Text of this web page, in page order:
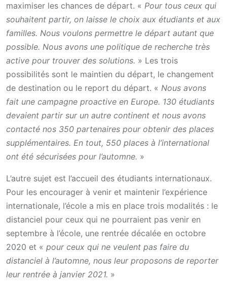
maximiser les chances de départ. « Pour tous ceux qui
souhaitent partir, on laisse le choix aux étudiants et aux
familles. Nous voulons permettre le départ autant que
possible. Nous avons une politique de recherche très
active pour trouver des solutions. » Les trois
possibilités sont le maintien du départ, le changement
de destination ou le report du départ. « Nous avons
fait une campagne proactive en Europe. 130 étudiants
devaient partir sur un autre continent et nous avons
contacté nos 350 partenaires pour obtenir des places
supplémentaires. En tout, 550 places à l’international
ont été sécurisées pour l’automne. »
L’autre sujet est l’accueil des étudiants internationaux.
Pour les encourager à venir et maintenir l’expérience
internationale, l’école a mis en place trois modalités : le
distanciel pour ceux qui ne pourraient pas venir en
septembre à l’école, une rentrée décalée en octobre
2020 et « pour ceux qui ne veulent pas faire du
distanciel à l’automne, nous leur proposons de reporter
leur rentrée à janvier 2021. »